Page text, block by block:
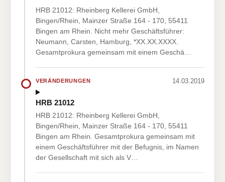
HRB 21012: Rheinberg Kellerei GmbH,
Bingen/Rhein, Mainzer Straße 164 - 170, 55411
Bingen am Rhein. Nicht mehr Geschäftsführer:
Neumann, Carsten, Hamburg, *XX.XX.XXXX.
Gesamtprokura gemeinsam mit einem Geschä…
VERÄNDERUNGEN 14.03.2019
HRB 21012
HRB 21012: Rheinberg Kellerei GmbH,
Bingen/Rhein, Mainzer Straße 164 - 170, 55411
Bingen am Rhein. Gesamtprokura gemeinsam mit
einem Geschäftsführer mit der Befugnis, im Namen
der Gesellschaft mit sich als V…